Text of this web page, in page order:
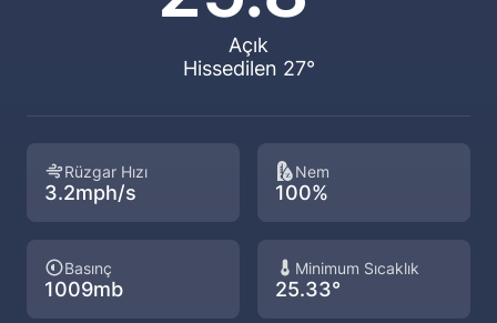
Açık
Hissedilen 27°
Rüzgar Hızı
3.2mph/s
Nem
100%
Basınç
1009mb
Minimum Sıcaklık
25.33°